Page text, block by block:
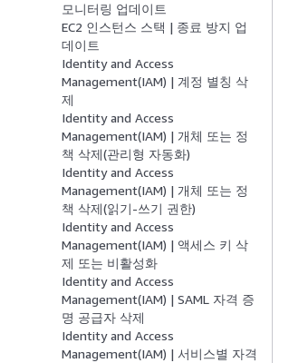
모니터링 업데이트
EC2 인스턴스 스택 | 종료 방지 업
데이트
Identity and Access
Management(IAM) | 계정 별칭 삭
제
Identity and Access
Management(IAM) | 개체 또는 정
책 삭제(관리형 자동화)
Identity and Access
Management(IAM) | 개체 또는 정
책 삭제(읽기-쓰기 권한)
Identity and Access
Management(IAM) | 액세스 키 삭
제 또는 비활성화
Identity and Access
Management(IAM) | SAML 자격 증
명 공급자 삭제
Identity and Access
Management(IAM) | 서비스별 자격